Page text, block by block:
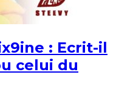
: Ecrit-il
celui du